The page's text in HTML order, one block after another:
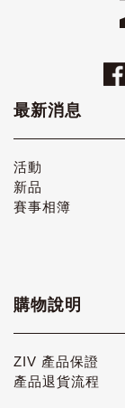
最新消息
活動
新品
賽事相簿
購物說明
ZIV 產品保證
產品退貨流程